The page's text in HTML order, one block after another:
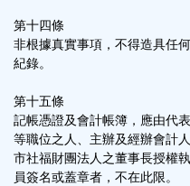
第十四條
非根據真實事項，不得造具任
紀錄。
第十五條
記帳憑證及會計帳簿，應由代
等職位之人、主辦及經辦會計
市社福財團法人之董事長授權
員簽名或蓋章者，不在此限。